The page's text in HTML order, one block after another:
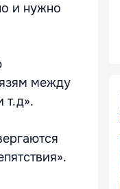
и нужно
между
т.д».